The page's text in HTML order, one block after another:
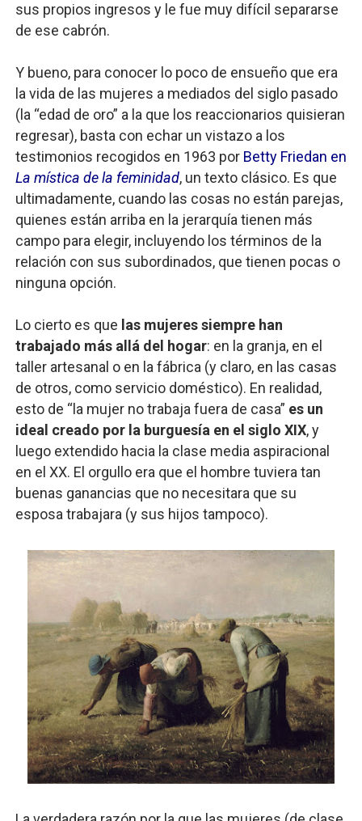
sus propios ingresos y le fue muy difícil separarse
de ese cabrón.
Y bueno, para conocer lo poco de ensueño que era
la vida de las mujeres a mediados del siglo pasado
(la “edad de oro” a la que los reaccionarios quisieran
regresar), basta con echar un vistazo a los
testimonios recogidos en 1963 por Betty Friedan en
La mística de la feminidad, un texto clásico. Es que
ultimadamente, cuando las cosas no están parejas,
quienes están arriba en la jerarquía tienen más
campo para elegir, incluyendo los términos de la
relación con sus subordinados, que tienen pocas o
ninguna opción.
Lo cierto es que las mujeres siempre han
trabajado más allá del hogar: en la granja, en el
taller artesanal o en la fábrica (y claro, en las casas
de otros, como servicio doméstico). En realidad,
esto de “la mujer no trabaja fuera de casa” es un
ideal creado por la burguesía en el siglo XIX, y
luego extendido hacia la clase media aspiracional
en el XX. El orgullo era que el hombre tuviera tan
buenas ganancias que no necesitara que su
esposa trabajara (y sus hijos tampoco).